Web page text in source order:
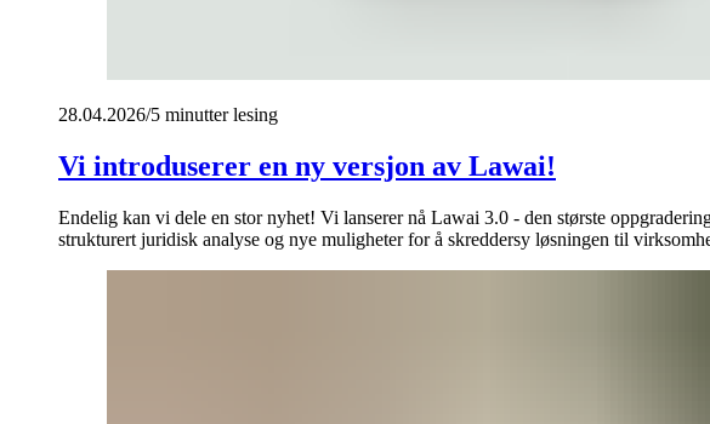
28.04.2026/5 minutter lesing
Vi introduserer en ny versjon av Lawai!
Endelig kan vi dele en stor nyhet! Vi lanserer nå Lawai 3.0 - den største
strukturert juridisk analyse og nye muligheter for å skreddersy løsningen til